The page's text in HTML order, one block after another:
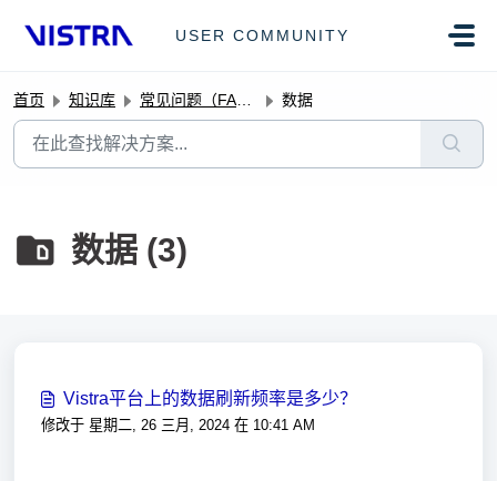
USER COMMUNITY
首页 知识库 常见问题（FAQ） 数据
数据 (3)
Vistra平台上的数据刷新频率是多少？
修改于 星期二, 26 三月, 2024 在 10:41 AM